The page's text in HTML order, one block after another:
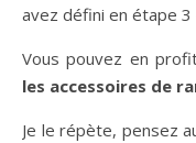
avez défini en étape 3
Vous pouvez en
les accessoires de
Je le répète, pensez